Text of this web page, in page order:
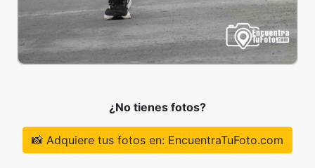
¿No tienes fotos?
📸 Adquiere tus fotos en: EncuentraTuFoto.com